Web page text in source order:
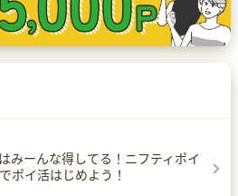
みーんな得してる！ニフティポイ
ポイ活はじめよう！